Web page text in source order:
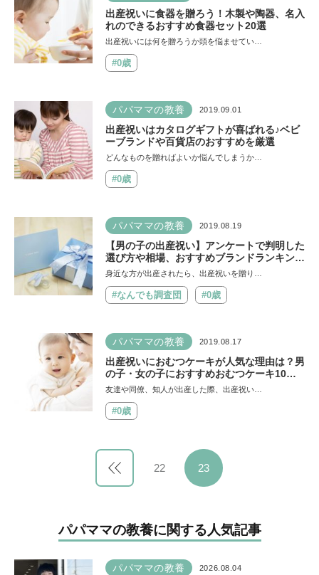
出産祝いに食器を贈ろう！木製や陶器、名入
れのできるおすすめ食器セット20選
出産祝いには何を贈ろうか頭を悩ませてい…
#0歳
パパママの教養 2019.09.01
出産祝いはカタログギフトが喜ばれる♪ベビ
ーブランドや百貨店のおすすめを厳選
どんなものを贈ればよいか悩んでしまうか…
#0歳
パパママの教養 2019.08.19
【男の子の出産祝い】アンケートで判明した
選び方や相場、おすすめブランドランキン
グ！
身近な方が出産されたら、出産祝いを贈り…
#なんでも調査団 #0歳
パパママの教養 2019.08.17
出産祝いにおむつケーキが人気な理由は？男
の子・女の子におすすめおむつケーキ10
選！
友達や同僚、知人が出産した際、出産祝い…
#0歳
22 23
パパママの教養に関する人気記事
パパママの教養 2026.08.04